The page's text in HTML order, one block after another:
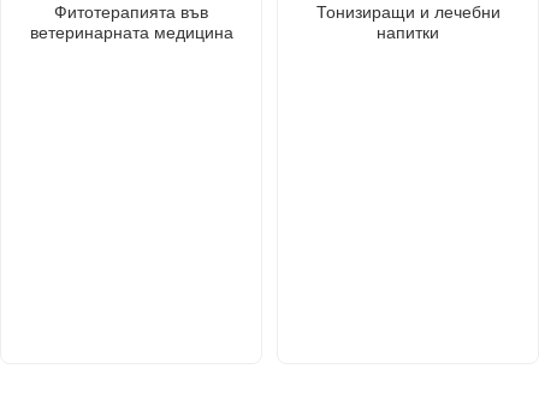
Фитотерапията във
ветеринарната медицина
Тонизиращи и лечебни
напитки